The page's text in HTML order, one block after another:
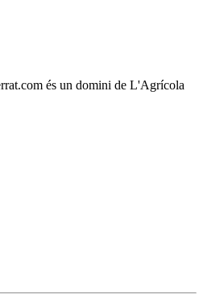
és un domini de L'Agrícola